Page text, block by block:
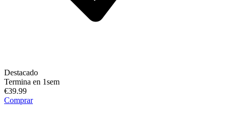
Destacado
Termina en 1sem
€39.99
Comprar